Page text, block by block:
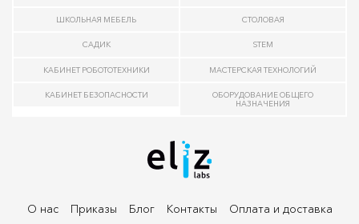
ШКОЛЬНАЯ МЕБЕЛЬ СТОЛОВАЯ
САДИК STEM
КАБИНЕТ РОБОТОТЕХНИКИ МАСТЕРСКАЯ ТЕХНОЛОГИЙ
КАБИНЕТ БЕЗОПАСНОСТИ
ОБОРУДОВАНИЕ ОБЩЕГО
НАЗНАЧЕНИЯ
О нас Приказы Блог Контакты Оплата и доставка